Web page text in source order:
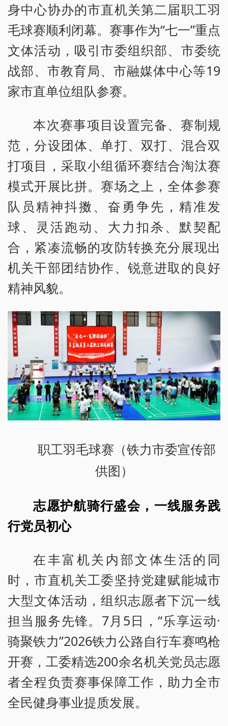
身中心协办的市直机关第二届职工羽
毛球赛顺利闭幕。赛事作为“七一”重点
文体活动，吸引市委组织部、市委统
战部、市教育局、市融媒体中心等19
家市直单位组队参赛。
本次赛事项目设置完备、赛制规
范，分设团体、单打、双打、混合双
打项目，采取小组循环赛结合淘汰赛
模式开展比拼。赛场之上，全体参赛
队员精神抖擞、奋勇争先，精准发
球、灵活跑动、大力扣杀、默契配
合，紧凑流畅的攻防转换充分展现出
机关干部团结协作、锐意进取的良好
精神风貌。
职工羽毛球赛（铁力市委宣传部
供图）
志愿护航骑行盛会，一线服务践
行党员初心
在丰富机关内部文体生活的同
时，市直机关工委坚持党建赋能城市
大型文体活动，组织志愿者下沉一线
担当服务先锋。7月5日，“乐享运动·
骑聚铁力”2026铁力公路自行车赛鸣枪
开赛，工委精选200余名机关党员志愿
者全程负责赛事保障工作，助力全市
全民健身事业提质发展。